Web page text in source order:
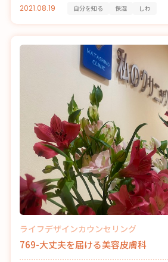
2021.08.19 自分を知る 保湿 しわ
ライフデザインカウンセリング
769-大丈夫を届ける美容皮膚科